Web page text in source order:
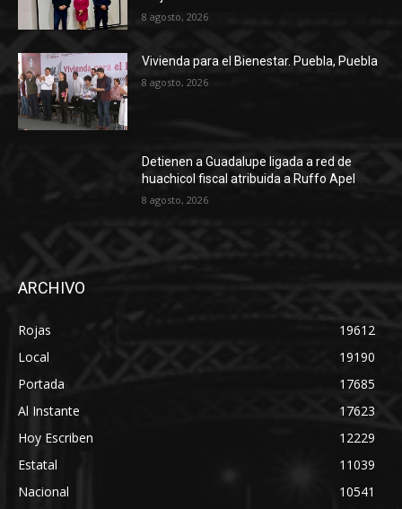
8 agosto, 2026
Vivienda para el Bienestar. Puebla, Puebla
8 agosto, 2026
Detienen a Guadalupe ligada a red de
huachicol fiscal atribuida a Ruffo Apel
8 agosto, 2026
ARCHIVO
Rojas
19612
Local
19190
Portada
17685
Al Instante
17623
Hoy Escriben
12229
Estatal
11039
Nacional
10541